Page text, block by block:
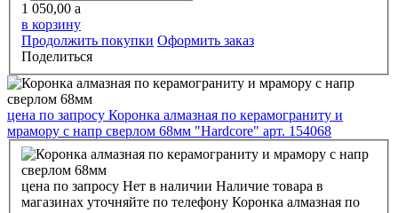
1 050,00 a
в корзину
Продолжить покупки Оформить заказ
Поделиться
цена по запросу Коронка алмазная по керамограниту и
мрамору с напр сверлом 68мм "Hardcore" арт. 154068
цена по запросу Нет в наличии Наличие товара в
магазинах уточняйте по телефону Коронка алмазная по